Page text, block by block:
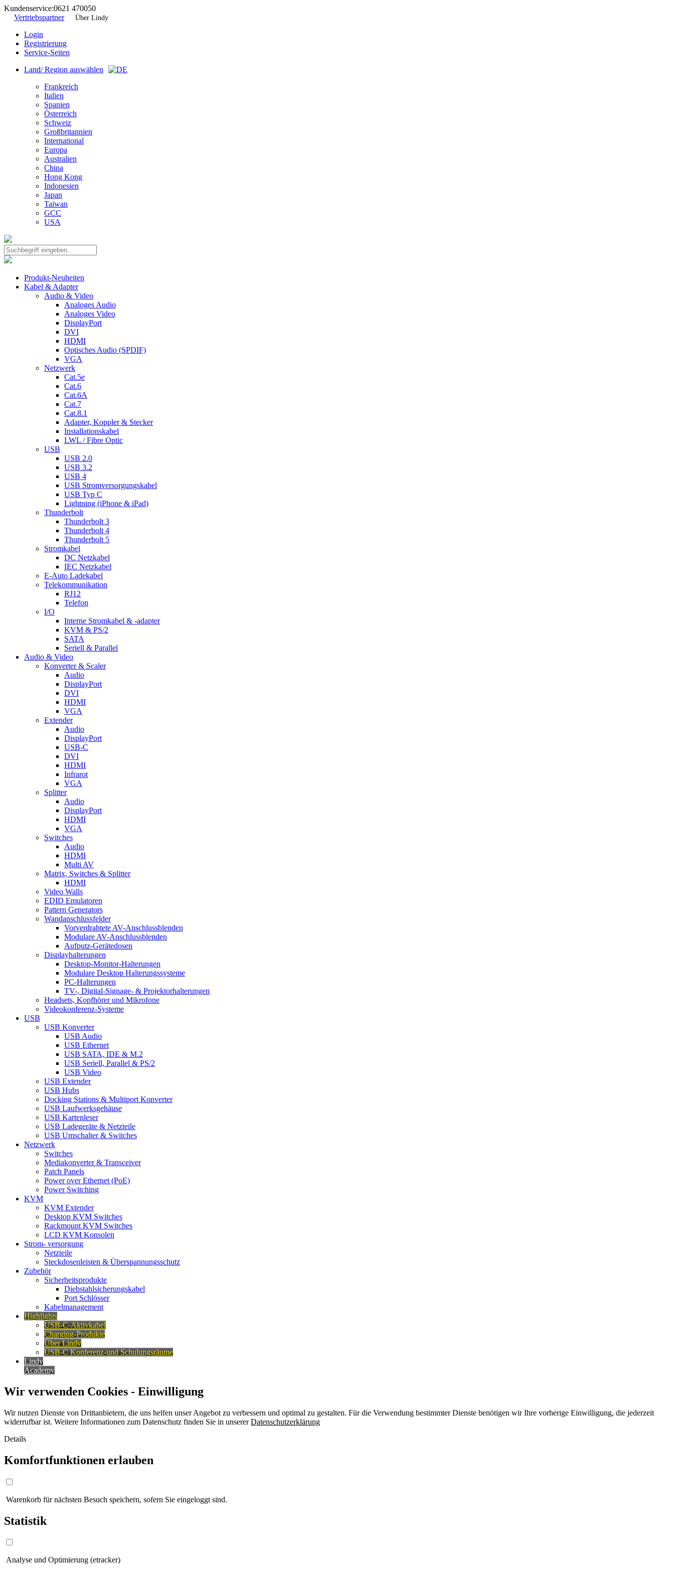
Kundenservice:0621 470050
Vertriebspartner
Über Lindy
Login
Registrierung
Service-Seiten
Land/ Region auswählen
Frankreich
Italien
Spanien
Österreich
Schweiz
Großbritannien
International
Europa
Australien
China
Hong Kong
Indonesien
Japan
Taiwan
GCC
USA
Produkt-Neuheiten
Kabel & Adapter
Audio & Video
Analoges Audio
Analoges Video
DisplayPort
DVI
HDMI
Optisches Audio (SPDIF)
VGA
Netzwerk
Cat.5e
Cat.6
Cat.6A
Cat.7
Cat.8.1
Adapter, Koppler & Stecker
Installationskabel
LWL / Fibre Optic
USB
USB 2.0
USB 3.2
USB 4
USB Stromversorgungskabel
USB Typ C
Lightning (iPhone & iPad)
Thunderbolt
Thunderbolt 3
Thunderbolt 4
Thunderbolt 5
Stromkabel
DC Netzkabel
IEC Netzkabel
E-Auto Ladekabel
Telekommunikation
RJ12
Telefon
I/O
Interne Stromkabel & -adapter
KVM & PS/2
SATA
Seriell & Parallel
Audio & Video
Konverter & Scaler
Audio
DisplayPort
DVI
HDMI
VGA
Extender
Audio
DisplayPort
USB-C
DVI
HDMI
Infrarot
VGA
Splitter
Audio
DisplayPort
HDMI
VGA
Switches
Audio
HDMI
Multi AV
Matrix, Switches & Splitter
HDMI
Video Walls
EDID Emulatoren
Pattern Generators
Wandanschlussfelder
Vorverdrahtete AV-Anschlussblenden
Modulare AV-Anschlussblenden
Aufputz-Gerätedosen
Displayhalterungen
Desktop-Monitor-Halterungen
Modulare Desktop Halterungssysteme
PC-Halterungen
TV-, Digital-Signage- & Projektorhalterungen
Headsets, Kopfhörer und Mikrofone
Videokonferenz-Systeme
USB
USB Konverter
USB Audio
USB Ethernet
USB SATA, IDE & M.2
USB Seriell, Parallel & PS/2
USB Video
USB Extender
USB Hubs
Docking Stations & Multiport Konverter
USB Laufwerksgehäuse
USB Kartenleser
USB Ladegeräte & Netzteile
USB Umschalter & Switches
Netzwerk
Switches
Mediakonverter & Transceiver
Patch Panels
Power over Ethernet (PoE)
Power Switching
KVM
KVM Extender
Desktop KVM Switches
Rackmount KVM Switches
LCD KVM Konsolen
Strom- versorgung
Netzteile
Steckdosenleisten & Überspannungsschutz
Zubehör
Sicherheitsprodukte
Diebstahlsicherungskabel
Port Schlösser
Kabelmanagement
Highlights
USB-C-Aktivkabel
Charging-Produkte
Über Lindy
USB-C Konferenz-und Schulungsräume
Lindy
Academy
Wir verwenden Cookies - Einwilligung
Wir nutzen Dienste von Drittanbietern, die uns helfen unser Angebot zu verbessern und optimal zu gestalten. Für die Verwendung bestimmter Dienste benötigen wir Ihre vorherige Einwilligung, die jederzeit
widerrufbar ist. Weitere Informationen zum Datenschutz finden Sie in unsererDatenschutzerklärung
Details
Komfortfunktionen erlauben
Warenkorb für nächsten Besuch speichern, sofern Sie eingeloggt sind.
Statistik
Analyse und Optimierung (etracker)